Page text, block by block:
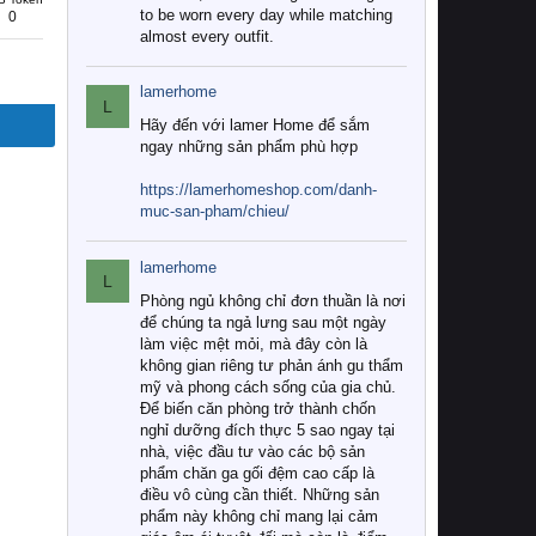
0
to be worn every day while matching
almost every outfit.
L
lamerhome
Hãy đến với lamer Home để sắm
ngay những sản phẩm phù hợp
https://lamerhomeshop.com/danh-
muc-san-pham/chieu/
L
lamerhome
Phòng ngủ không chỉ đơn thuần là nơi
để chúng ta ngả lưng sau một ngày
làm việc mệt mỏi, mà đây còn là
không gian riêng tư phản ánh gu thẩm
mỹ và phong cách sống của gia chủ.
Để biến căn phòng trở thành chốn
nghỉ dưỡng đích thực 5 sao ngay tại
nhà, việc đầu tư vào các bộ sản
phẩm chăn ga gối đệm cao cấp là
điều vô cùng cần thiết. Những sản
phẩm này không chỉ mang lại cảm